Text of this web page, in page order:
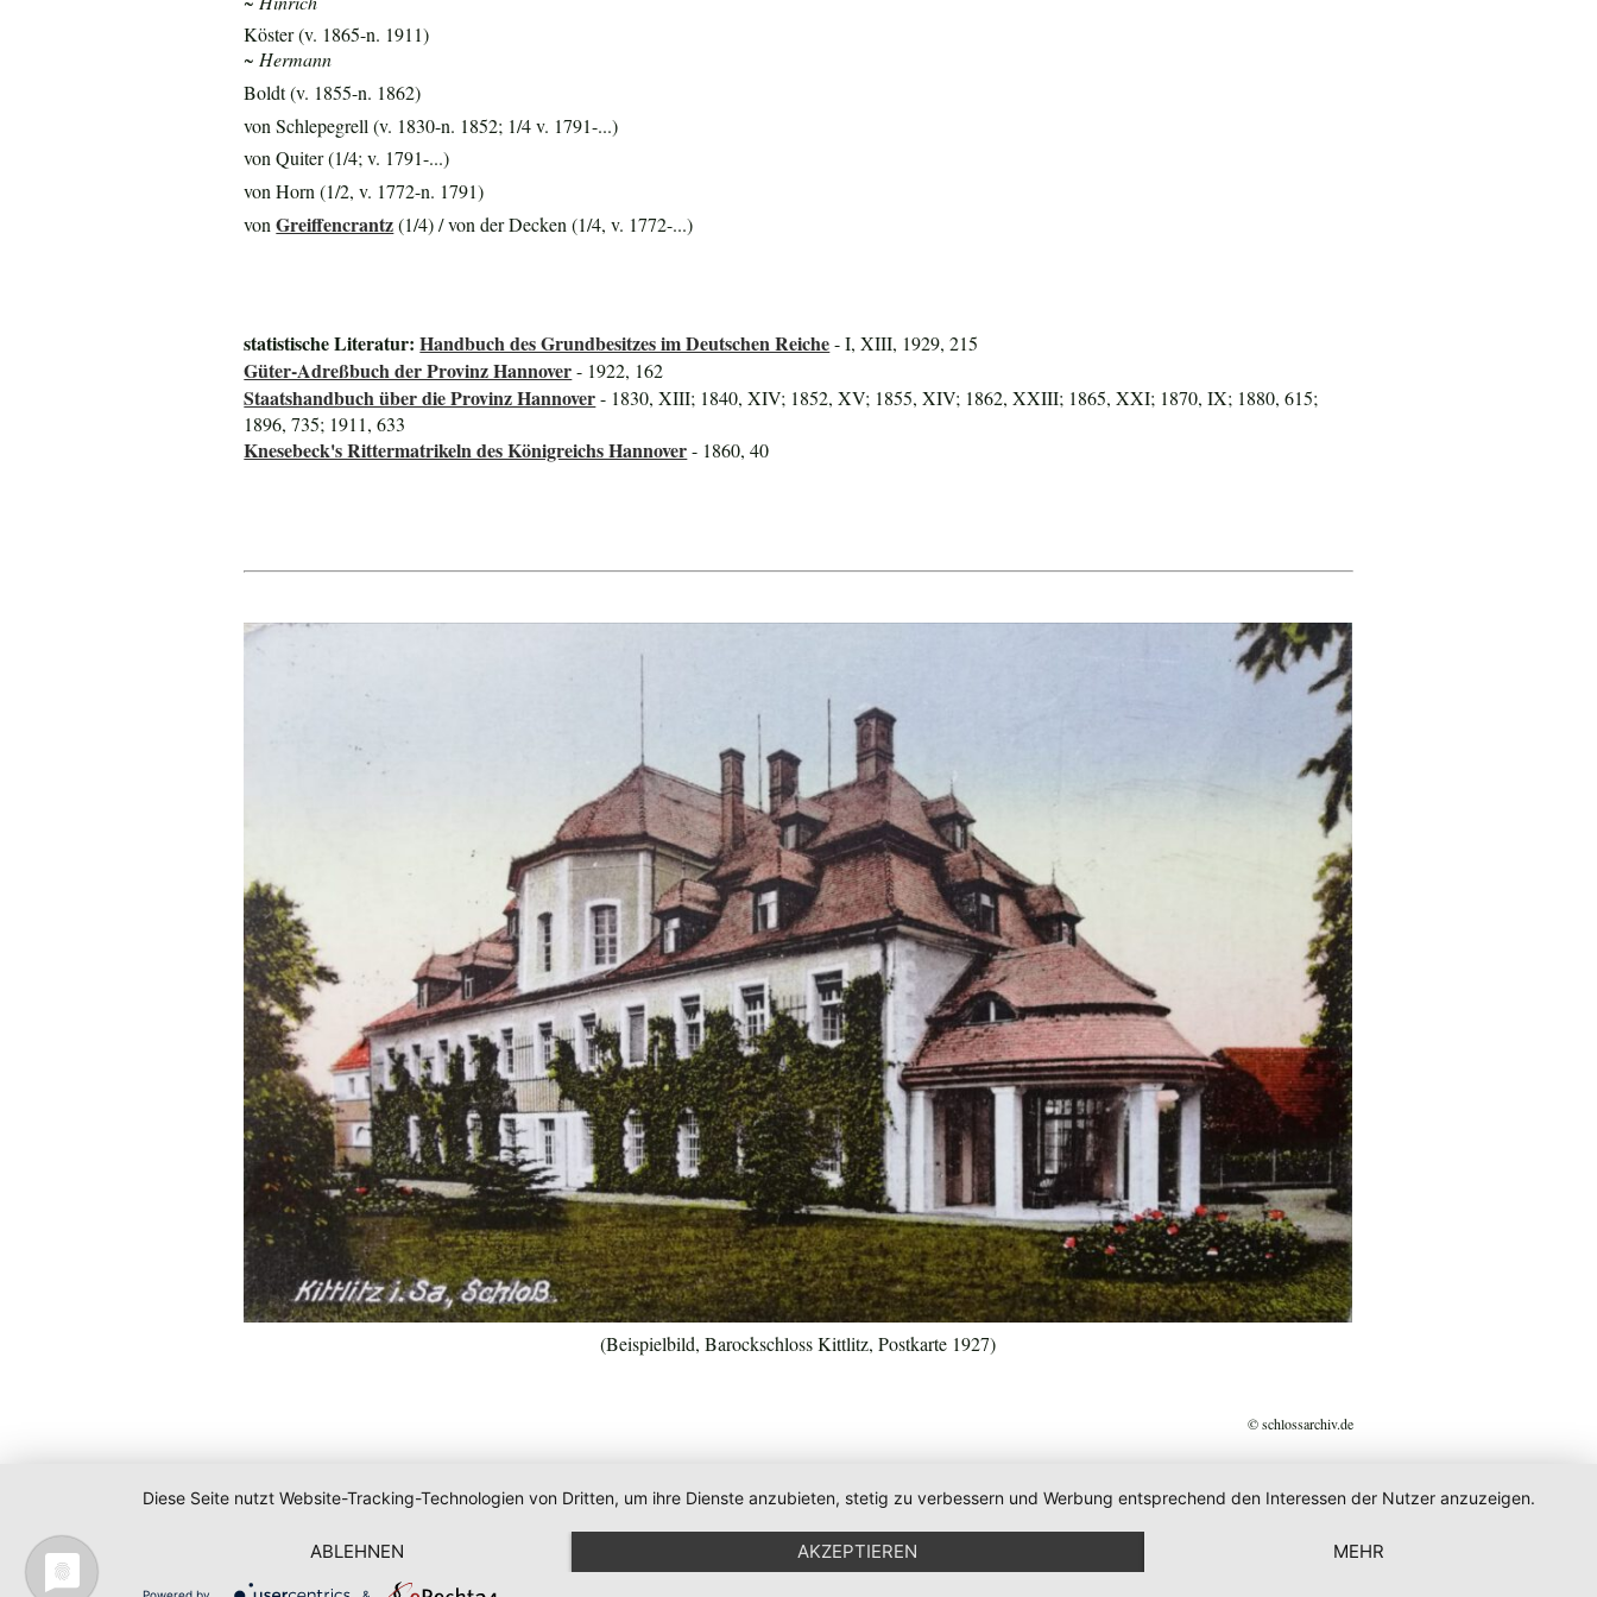
Köster (v. 1865-n. 1911)
~ Hermann
Boldt (v. 1855-n. 1862)
von Schlepegrell (v. 1830-n. 1852; 1/4 v. 1791-...)
von Quiter (1/4; v. 1791-...)
von Horn (1/2, v. 1772-n. 1791)
vonGreiffencrantz(1/4) / von der Decken (1/4, v. 1772-...)
statistische Literatur:Handbuch des Grundbesitzes im Deutschen Reiche- I, XIII, 1929, 215
Güter-Adreßbuch der Provinz Hannover- 1922, 162
Staatshandbuch über die Provinz Hannover- 1830, XIII; 1840, XIV; 1852, XV; 1855, XIV; 1862, XXIII; 1865, XXI; 1870, IX; 1880, 615;
1896, 735; 1911, 633
Knesebeck's Rittermatrikeln des Königreichs Hannover- 1860, 40
(Beispielbild, Barockschloss Kittlitz, Postkarte 1927)
© schlossarchiv.de
Diese Seite nutzt Website-Tracking-Technologien von Dritten, um ihre Dienste anzubieten, stetig zu verbessern und Werbung entsprechend den Interessen der Nutzer anzuzeigen.
ABLEHNEN AKZEPTIEREN MEHR